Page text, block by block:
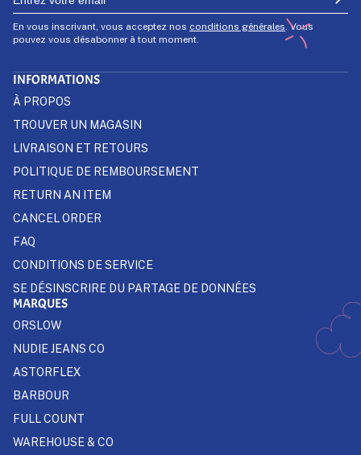
En vous inscrivant, vous acceptez nos conditions générales . Vous
pouvez vous désabonner à tout moment.
INFORMATIONS
À PROPOS
TROUVER UN MAGASIN
LIVRAISON ET RETOURS
POLITIQUE DE REMBOURSEMENT
RETURN AN ITEM
CANCEL ORDER
FAQ
CONDITIONS DE SERVICE
SE DÉSINSCRIRE DU PARTAGE DE DONNÉES
MARQUES
ORSLOW
NUDIE JEANS CO
ASTORFLEX
BARBOUR
FULL COUNT
WAREHOUSE & CO